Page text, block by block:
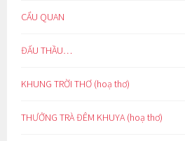
CẨU QUAN
ĐẤU THẦU…
KHUNG TRỜI THƠ (hoạ thơ)
THƯỞNG TRÀ ĐÊM KHUYA (hoạ thơ)